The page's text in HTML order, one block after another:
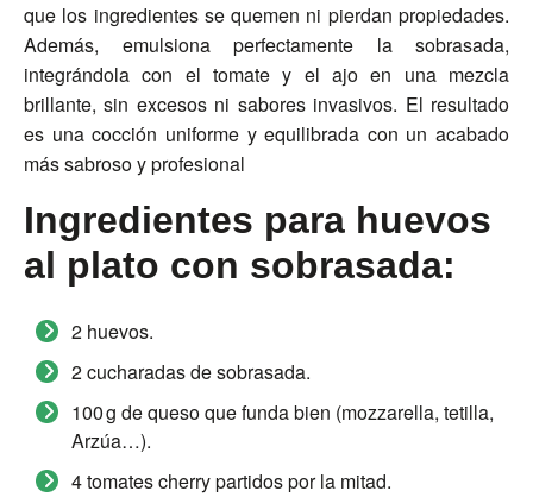
que los ingredientes se quemen ni pierdan propiedades.
Además, emulsiona perfectamente la sobrasada,
integrándola con el tomate y el ajo en una mezcla
brillante, sin excesos ni sabores invasivos. El resultado
es una cocción uniforme y equilibrada con un acabado
más sabroso y profesional
Ingredientes para huevos
al plato con sobrasada:
2 huevos.
2 cucharadas de sobrasada.
100 g de queso que funda bien (mozzarella, tetilla,
Arzúa…).
4 tomates cherry partidos por la mitad.